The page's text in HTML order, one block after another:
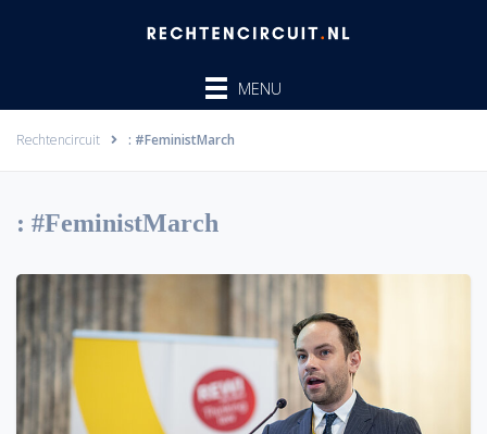
MENU
Rechtencircuit : #FeministMarch
: #FeministMarch